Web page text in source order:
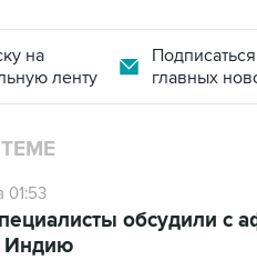
на
ленту
главных
01:53
обсудили с
Индию